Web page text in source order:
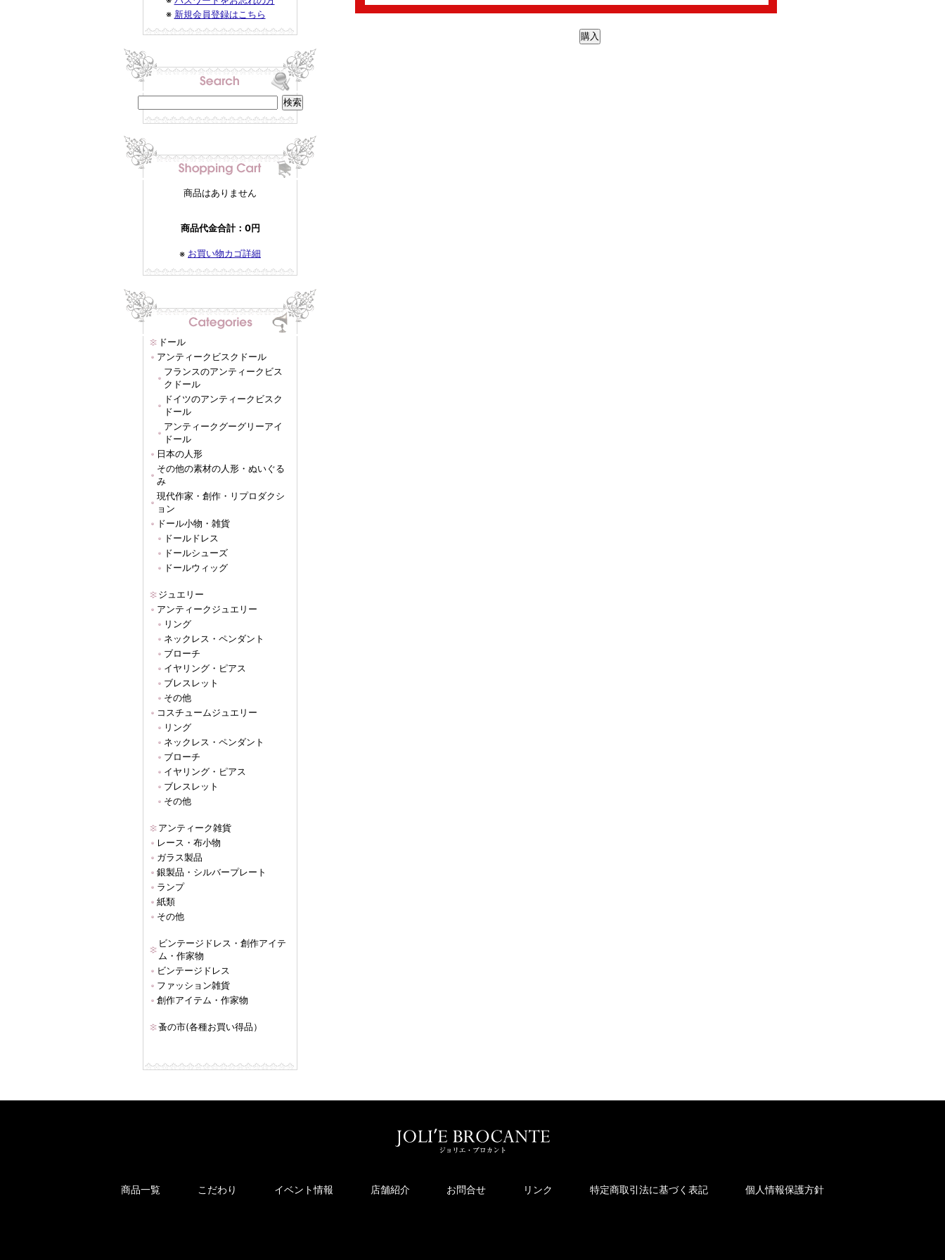
※ 新規会員登録はこちら
商品はありません
商品代金合計：0円
※ お買い物カゴ詳細
ドール
アンティークビスクドール
フランスのアンティークビス
クドール
ドイツのアンティークビスク
ドール
アンティークグーグリーアイ
ドール
日本の人形
その他の素材の人形・ぬいぐる
み
現代作家・創作・リプロダクシ
ョン
ドール小物・雑貨
ドールドレス
ドールシューズ
ドールウィッグ
ジュエリー
アンティークジュエリー
リング
ネックレス・ペンダント
ブローチ
イヤリング・ピアス
ブレスレット
その他
コスチュームジュエリー
リング
ネックレス・ペンダント
ブローチ
イヤリング・ピアス
ブレスレット
その他
アンティーク雑貨
レース・布小物
ガラス製品
銀製品・シルバープレート
ランプ
紙類
その他
ビンテージドレス・創作アイテ
ム・作家物
ビンテージドレス
ファッション雑貨
創作アイテム・作家物
蚤の市(各種お買い得品）
商品一覧 こだわり イベント情報 店舗紹介 お問合せ リンク 特定商取引法に基づく表記 個人情報保護方針